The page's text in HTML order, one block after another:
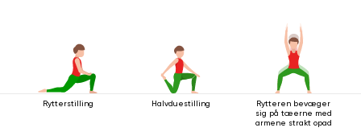
Rytterstilling Halvduestilling
Rytteren bevæger
sig på tæerne med
armene strakt opad